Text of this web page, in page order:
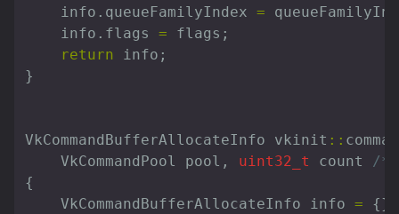
info . queueFamilyIndex =
info . flags = flags ;
return
info ;
}
VkCommandBufferAllocateInfo vkinit ::
VkCommandPool
pool , uint32_t count
/
{
VkCommandBufferAllocateInfo
info =
{};